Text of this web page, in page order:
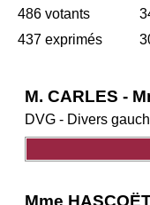
486 votants
437 exprimés
M. CARLES -
DVG - Divers
Mme